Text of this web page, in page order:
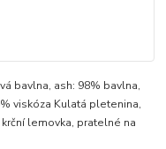
bavlna, ash: 98% bavlna,
viskóza Kulatá pletenina,
lemovka, pratelné na